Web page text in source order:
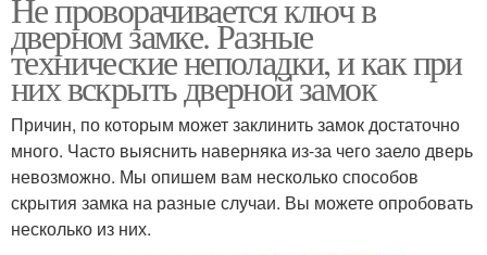
Не проворачивается ключ в
дверном замке. Разные
технические неполадки, и как при
них вскрыть дверной замок
Причин, по которым может заклинить замок достаточно
много. Часто выяснить наверняка из-за чего заело дверь
невозможно. Мы опишем вам несколько способов
скрытия замка на разные случаи. Вы можете опробовать
несколько из них.